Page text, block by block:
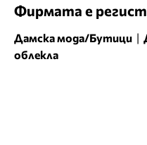
Фирмата е
Дамска мода/Бутици |
облекла